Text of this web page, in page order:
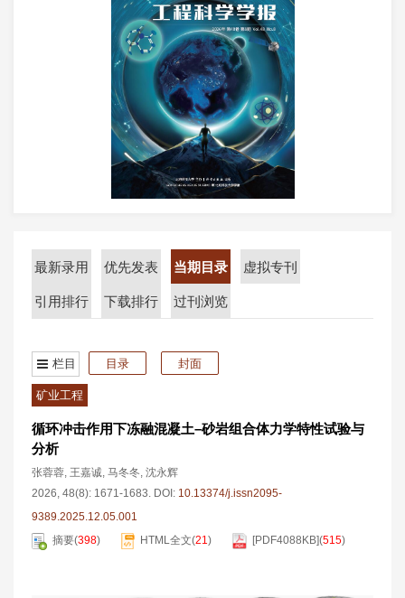
最新录用 优先发表 当期目录 虚拟专刊
引用排行 下载排行 过刊浏览
栏目 目录 封面
矿业工程
循环冲击作用下冻融混凝土–砂岩组合体力学特性试验与
分析
张蓉蓉, 王嘉诚, 马冬冬, 沈永辉
2026, 48(8): 1671-1683. DOI: 10.13374/j.issn2095-
9389.2025.12.05.001
摘要(398) HTML全文(21) [PDF4088KB](515)